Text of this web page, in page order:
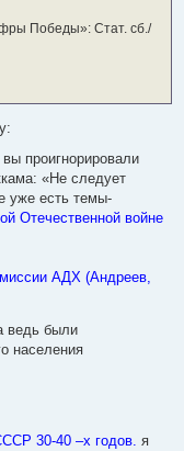
Победы»: Стат. сб./
проигнорировали
«Не следует
уже есть темы-
Отечественной войне
АДХ (Андреев,
ведь были
населения
30-40 –х годов. я